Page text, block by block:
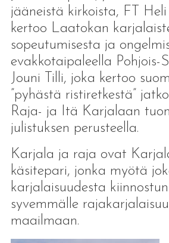
jääneistä kirkoista, FT
kertoo Laatokan
sopeutumisesta ja
evakkotaipaleella Pohjois-
Jouni Tilli, joka kertoo
”pyhästä ristiretkestä”
Raja- ja Itä Karjalaan
julistuksen perusteella.
Karjala ja raja ovat
käsitepari, jonka myötä
karjalaisuudesta
syvemmälle
maailmaan.